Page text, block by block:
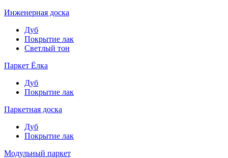
Инженерная доска
Дуб
Покрытие лак
Светлый тон
Паркет Ёлка
Дуб
Покрытие лак
Паркетная доска
Дуб
Покрытие лак
Модульный паркет